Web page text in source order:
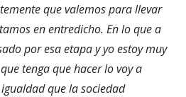
que valemos para llevar
en entredicho. En lo que a
por esa etapa y yo estoy muy
tenga que hacer lo voy a
que la sociedad